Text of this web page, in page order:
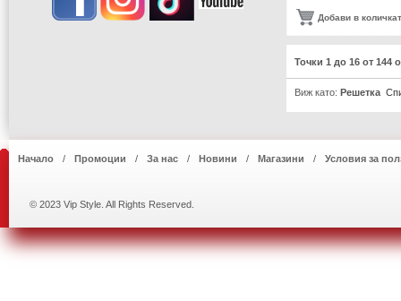
Добави в
Точки 1 до 16 от 144
Виж като: Решетка
Начало Промоции За нас Новини Магазини Условия за
© 2023 Vip Style. All Rights Reserved.